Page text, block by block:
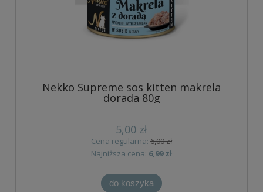
Nekko Supreme sos kitten makrela
dorada 80g
5,00 zł
Cena regularna: 6,00 zł
Najniższa cena: 6,99 zł
do koszyka